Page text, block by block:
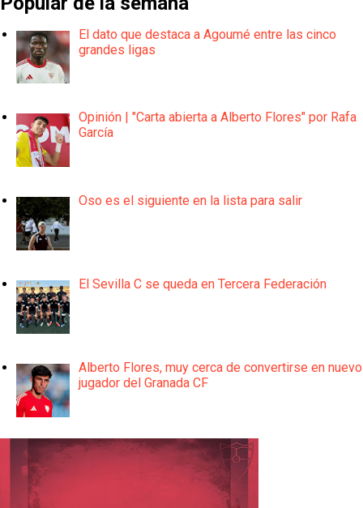
El dato que destaca a Agoumé entre las cinco
grandes ligas
Opinión | "Carta abierta a Alberto Flores" por Rafa
García
Oso es el siguiente en la lista para salir
El Sevilla C se queda en Tercera Federación
Alberto Flores, muy cerca de convertirse en nuevo
jugador del Granada CF